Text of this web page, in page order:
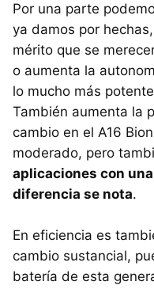
Por una parte
ya damos por
mérito que se
o aumenta la
lo mucho más
También aumenta la
cambio en el A16
moderado, pero
aplicaciones con
diferencia se nota.
En eficiencia es
cambio sustancial,
batería de esta